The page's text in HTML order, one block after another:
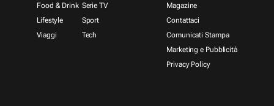
Food & Drink
Lifestyle
Viaggi
Serie TV
Sport
Tech
Magazine
Contattaci
Comunicati Stampa
Marketing e Pubblicità
Privacy Policy